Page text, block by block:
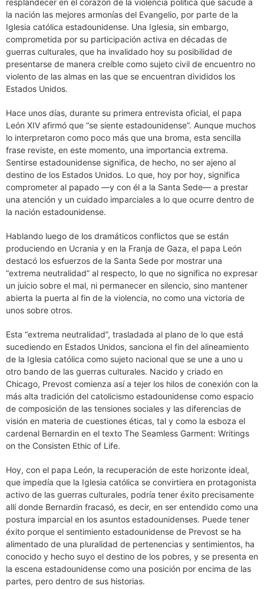
resplandecer en el corazón de la violencia política que sacude a
la nación las mejores armonías del Evangelio, por parte de la
Iglesia católica estadounidense. Una Iglesia, sin embargo,
comprometida por su participación activa en décadas de
guerras culturales, que ha invalidado hoy su posibilidad de
presentarse de manera creíble como sujeto civil de encuentro no
violento de las almas en las que se encuentran divididos los
Estados Unidos.
Hace unos días, durante su primera entrevista oficial, el papa
León XIV afirmó que “se siente estadounidense”. Aunque muchos
lo interpretaron como poco más que una broma, esta sencilla
frase reviste, en este momento, una importancia extrema.
Sentirse estadounidense significa, de hecho, no ser ajeno al
destino de los Estados Unidos. Lo que, hoy por hoy, significa
comprometer al papado —y con él a la Santa Sede— a prestar
una atención y un cuidado imparciales a lo que ocurre dentro de
la nación estadounidense.
Hablando luego de los dramáticos conflictos que se están
produciendo en Ucrania y en la Franja de Gaza, el papa León
destacó los esfuerzos de la Santa Sede por mostrar una
“extrema neutralidad” al respecto, lo que no significa no expresar
un juicio sobre el mal, ni permanecer en silencio, sino mantener
abierta la puerta al fin de la violencia, no como una victoria de
unos sobre otros.
Esta “extrema neutralidad”, trasladada al plano de lo que está
sucediendo en Estados Unidos, sanciona el fin del alineamiento
de la Iglesia católica como sujeto nacional que se une a uno u
otro bando de las guerras culturales. Nacido y criado en
Chicago, Prevost comienza así a tejer los hilos de conexión con la
más alta tradición del catolicismo estadounidense como espacio
de composición de las tensiones sociales y las diferencias de
visión en materia de cuestiones éticas, tal y como la esboza el
cardenal Bernardin en el texto The Seamless Garment: Writings
on the Consisten Ethic of Life.
Hoy, con el papa León, la recuperación de este horizonte ideal,
que impedía que la Iglesia católica se convirtiera en protagonista
activo de las guerras culturales, podría tener éxito precisamente
allí donde Bernardin fracasó, es decir, en ser entendido como una
postura imparcial en los asuntos estadounidenses. Puede tener
éxito porque el sentimiento estadounidense de Prevost se ha
alimentado de una pluralidad de pertenencias y sentimientos, ha
conocido y hecho suyo el destino de los pobres, y se presenta en
la escena estadounidense como una posición por encima de las
partes, pero dentro de sus historias.